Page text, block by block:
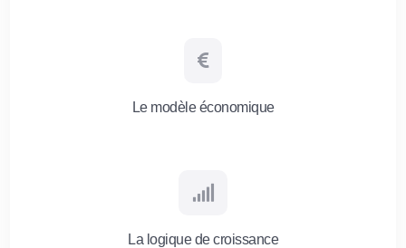

Le modèle économique

La logique de croissance